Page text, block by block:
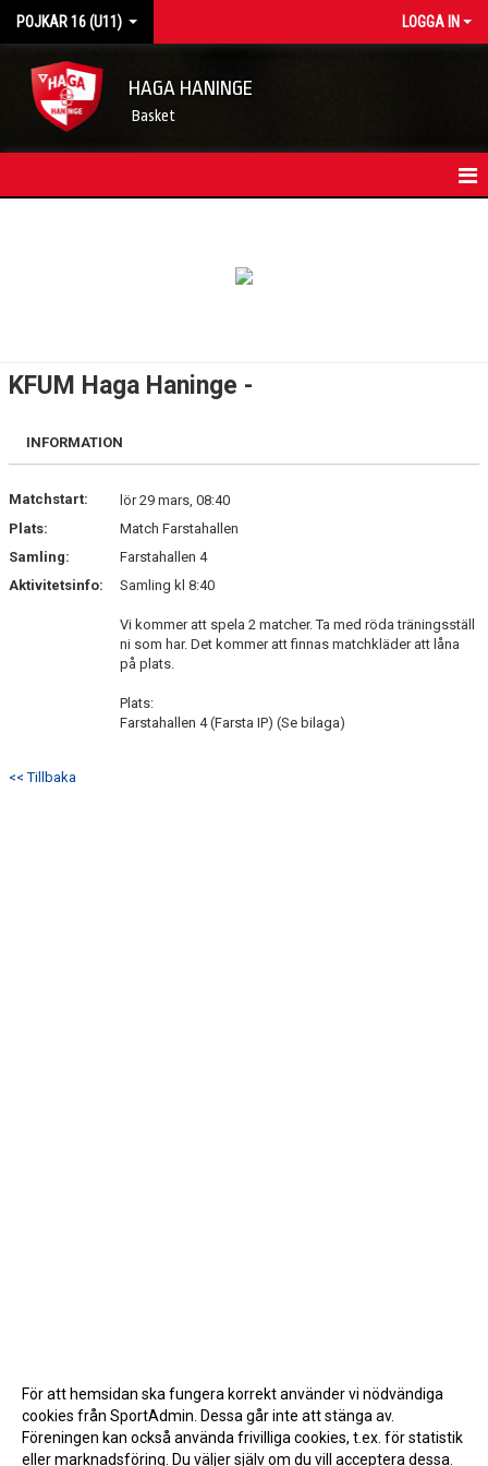
POJKAR 16 (U11) LOGGA IN
HAGA HANINGE
Basket
KFUM Haga Haninge -
INFORMATION
Matchstart:
lör 29 mars, 08:40
Plats:
Match Farstahallen
Samling:
Farstahallen 4
Aktivitetsinfo:
Samling kl 8:40
Vi kommer att spela 2 matcher. Ta med röda träningsställ
ni som har. Det kommer att finnas matchkläder att låna
på plats.
Plats:
Farstahallen 4 (Farsta IP) (Se bilaga)
<< Tillbaka
För att hemsidan ska fungera korrekt använder vi nödvändiga
cookies från SportAdmin. Dessa går inte att stänga av.
Föreningen kan också använda frivilliga cookies, t.ex. för statistik
eller marknadsföring. Du väljer själv om du vill acceptera dessa.